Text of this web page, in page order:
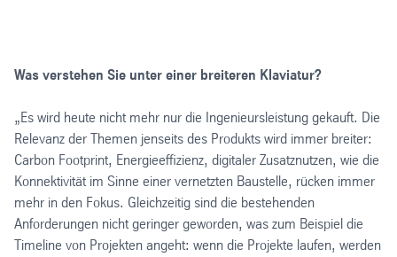
Was verstehen Sie unter einer breiteren Klaviatur?
„Es wird heute nicht mehr nur die Ingenieursleistung gekauft. Die
Relevanz der Themen jenseits des Produkts wird immer breiter:
Carbon Footprint, Energieeffizienz, digitaler Zusatznutzen, wie die
Konnektivität im Sinne einer vernetzten Baustelle, rücken immer
mehr in den Fokus. Gleichzeitig sind die bestehenden
Anforderungen nicht geringer geworden, was zum Beispiel die
Timeline von Projekten angeht: wenn die Projekte laufen, werden